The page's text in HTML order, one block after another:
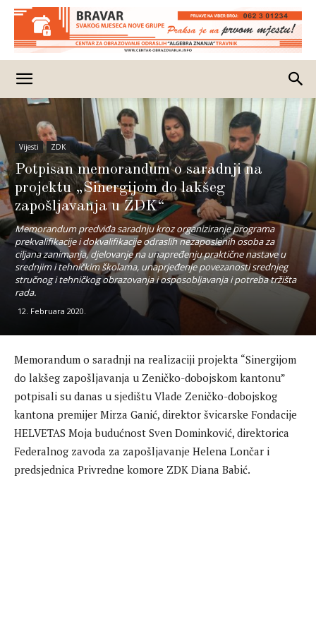
Vijesti ZDK
Potpisan memorandum o saradnji na
projektu „Sinergijom do lakšeg
zapošljavanja u ZDK“
Memorandum predviđa saradnju kroz organiziranje programa
prekvalifikacije i dokvalifikacije odraslih nezaposlenih osoba za
ciljana zanimanja, djelovanje na unapređenju praktične nastave u
srednjim i tehničkim školama, unaprjeđenje povezanosti srednjeg
stručnog i tehničkog obrazovanja i osposobljavanja i potreba tržišta
rada.
12. Februara 2020.
Memorandum o saradnji na realizaciji projekta “Sinergijom
do lakšeg zapošljavanja u Zeničko-dobojskom kantonu”
potpisali su danas u sjedištu Vlade Zeničko-dobojskog
kantona premijer Mirza Ganić, direktor švicarske Fondacije
HELVETAS Moja budućnost Sven Dominković, direktorica
Federalnog zavoda za zapošljavanje Helena Lončar i
predsjednica Privredne komore ZDK Diana Babić.